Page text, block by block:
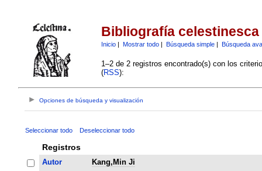
Bibliografía celestinesca
Inicio| Mostrar todo| Búsqueda simple| Búsqueda
1–2 de 2 registros encontrado(s) con los
(RSS):
Opciones de búsqueda y visualización
Seleccionar todo Deseleccionar todo
Registros
Autor
Kang,Min Ji